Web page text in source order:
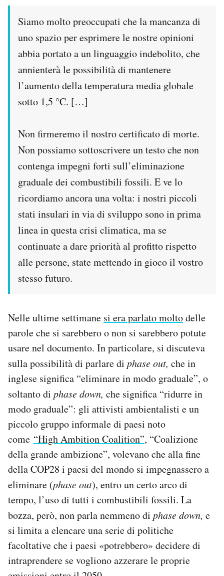
Siamo molto preoccupati che la mancanza di
uno spazio per esprimere le nostre opinioni
abbia portato a un linguaggio indebolito, che
annienterà le possibilità di mantenere
l’aumento della temperatura media globale
sotto 1,5 °C. […]
Non firmeremo il nostro certificato di morte.
Non possiamo sottoscrivere un testo che non
contenga impegni forti sull’eliminazione
graduale dei combustibili fossili. E ve lo
ricordiamo ancora una volta: i nostri piccoli
stati insulari in via di sviluppo sono in prima
linea in questa crisi climatica, ma se
continuate a dare priorità al profitto rispetto
alle persone, state mettendo in gioco il vostro
stesso futuro.
Nelle ultime settimane si era parlato moltodelle
parole che si sarebbero o non si sarebbero potute
usare nel documento. In particolare, si discuteva
sulla possibilità di parlare di phase out, che in
inglese significa “eliminare in modo graduale”, o
soltanto di phase down, che significa “ridurre in
modo graduale”: gli attivisti ambientalisti e un
piccolo gruppo informale di paesi noto
come “High Ambition Coalition”, “Coalizione
della grande ambizione”, volevano che alla fine
della COP28 i paesi del mondo si impegnassero a
eliminare (phase out), entro un certo arco di
tempo, l’uso di tutti i combustibili fossili. La
bozza, però, non parla nemmeno di phase down, e
si limita a elencare una serie di politiche
facoltative che i paesi «potrebbero» decidere di
intraprendere se vogliono azzerare le proprie